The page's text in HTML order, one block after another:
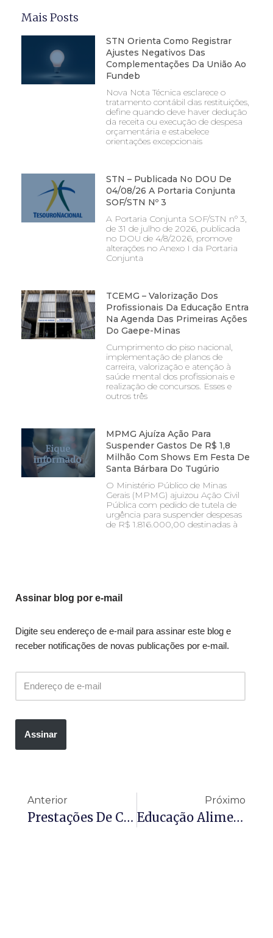
Mais Posts
STN Orienta Como Registrar
Ajustes Negativos Das
Complementações Da União Ao
Fundeb
Nova Nota Técnica esclarece o
tratamento contábil das restituições,
define quando deve haver dedução
da receita ou execução de despesa
orçamentária e estabelece
orientações excepcionais
STN – Publicada No DOU De
04/08/26 A Portaria Conjunta
SOF/STN Nº 3
A Portaria Conjunta SOF/STN nº 3,
de 31 de julho de 2026, publicada
no DOU de 4/8/2026, promove
alterações no Anexo I da Portaria
Conjunta
TCEMG – Valorização Dos
Profissionais Da Educação Entra
Na Agenda Das Primeiras Ações
Do Gaepe-Minas
Cumprimento do piso nacional,
implementação de planos de
carreira, valorização e atenção à
saúde mental dos profissionais e
realização de concursos. Esses e
outros três
MPMG Ajuíza Ação Para
Suspender Gastos De R$ 1,8
Milhão Com Shows Em Festa De
Santa Bárbara Do Tugúrio
O Ministério Público de Minas
Gerais (MPMG) ajuizou Ação Civil
Pública com pedido de tutela de
urgência para suspender despesas
de R$ 1.816.000,00 destinadas à
Assinar blog por e-mail
Digite seu endereço de e-mail para assinar este blog e
receber notificações de novas publicações por e-mail.
Assinar
Anterior
Prestações De Contas Anuais Já Podem Ser Enviadas Pelo E-TCE
Próximo
Educação Alimentar E Nutricional Passa A Integrar Currículo Na Rede Pública De Ensino